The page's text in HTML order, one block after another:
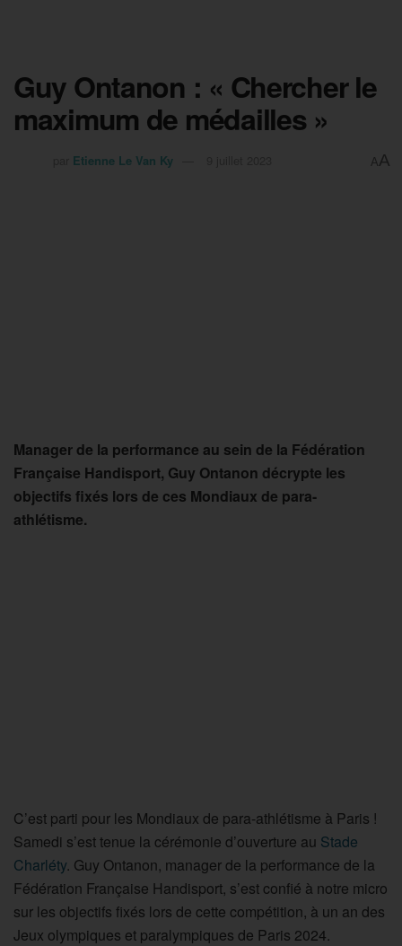
Guy Ontanon : « Chercher le
maximum de médailles »
Etienne Le Van Ky AA
Manager de la performance au sein de la Fédération
Française Handisport, Guy Ontanon décrypte les
objectifs fixés lors de ces Mondiaux de para-
athlétisme.
C’est parti pour les Mondiaux de para-athlétisme à Paris !
Samedi s’est tenue la cérémonie d’ouverture au Stade
Charléty. Guy Ontanon, manager de la performance de la
Fédération Française Handisport, s’est confié à notre micro
sur les objectifs fixés lors de cette compétition, à un an des
Jeux olympiques et paralympiques de Paris 2024.